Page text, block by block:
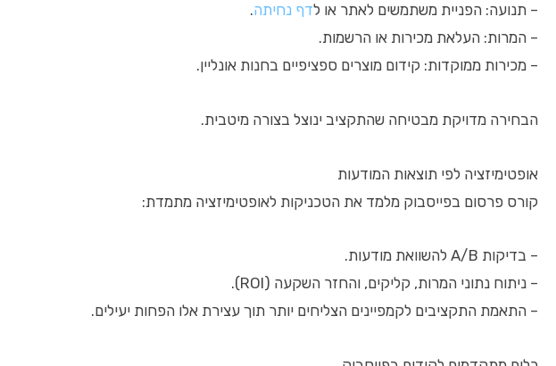
– תנועה: הפניית משתמשים לאתר או לדף נחיתה.
– המרות: העלאת מכירות או הרשמות.
– מכירות ממוקדות: קידום מוצרים ספציפיים בחנות אונליין.
הבחירה מדויקת מבטיחה שהתקציב ינוצל בצורה מיטבית.
אופטימיזציה לפי תוצאות המודעות
קורס פרסום בפייסבוק מלמד את הטכניקות לאופטימיזציה מתמדת:
– בדיקות A/B להשוואת מודעות.
– ניתוח נתוני המרות, קליקים, והחזר השקעה (ROI).
– התאמת התקציבים לקמפיינים הצליחים יותר תוך עצירת אלו הפחות יעילים.